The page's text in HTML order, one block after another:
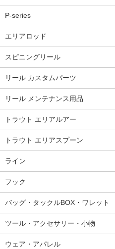
P-series
エリアロッド
スピニングリール
リール カスタムパーツ
リール メンテナンス用品
トラウト エリアルアー
トラウト エリアスプーン
ライン
フック
バッグ・タックルBOX・ワレット
ツール・アクセサリー・小物
ウェア・アパレル